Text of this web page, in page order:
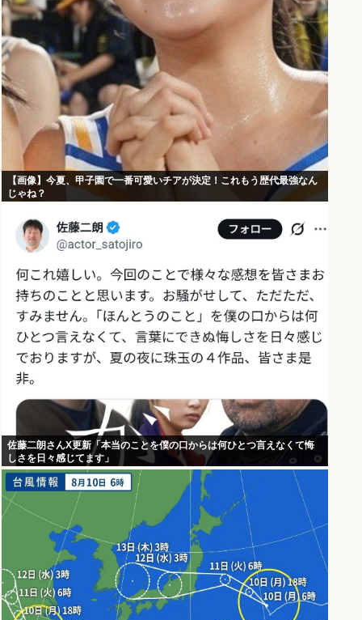
【画像】今夏、甲子園で一番可愛いチアが決定！これもう歴代最強なん
じゃね？
佐藤二朗さんX更新「本当のことを僕の口からは何ひとつ言えなくて悔
しさを日々感じてます」